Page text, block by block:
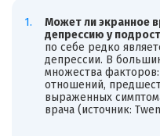
Может ли экранное
депрессию у
по себе редко
депрессии. В
множества
отношений,
выраженных
врача (источник: